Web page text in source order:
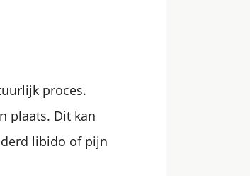
proces.
plaats. Dit kan
libido of pijn